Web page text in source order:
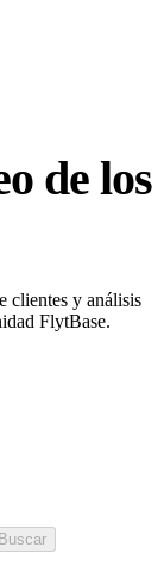
de los
clientes y análisis
FlytBase.
Buscar